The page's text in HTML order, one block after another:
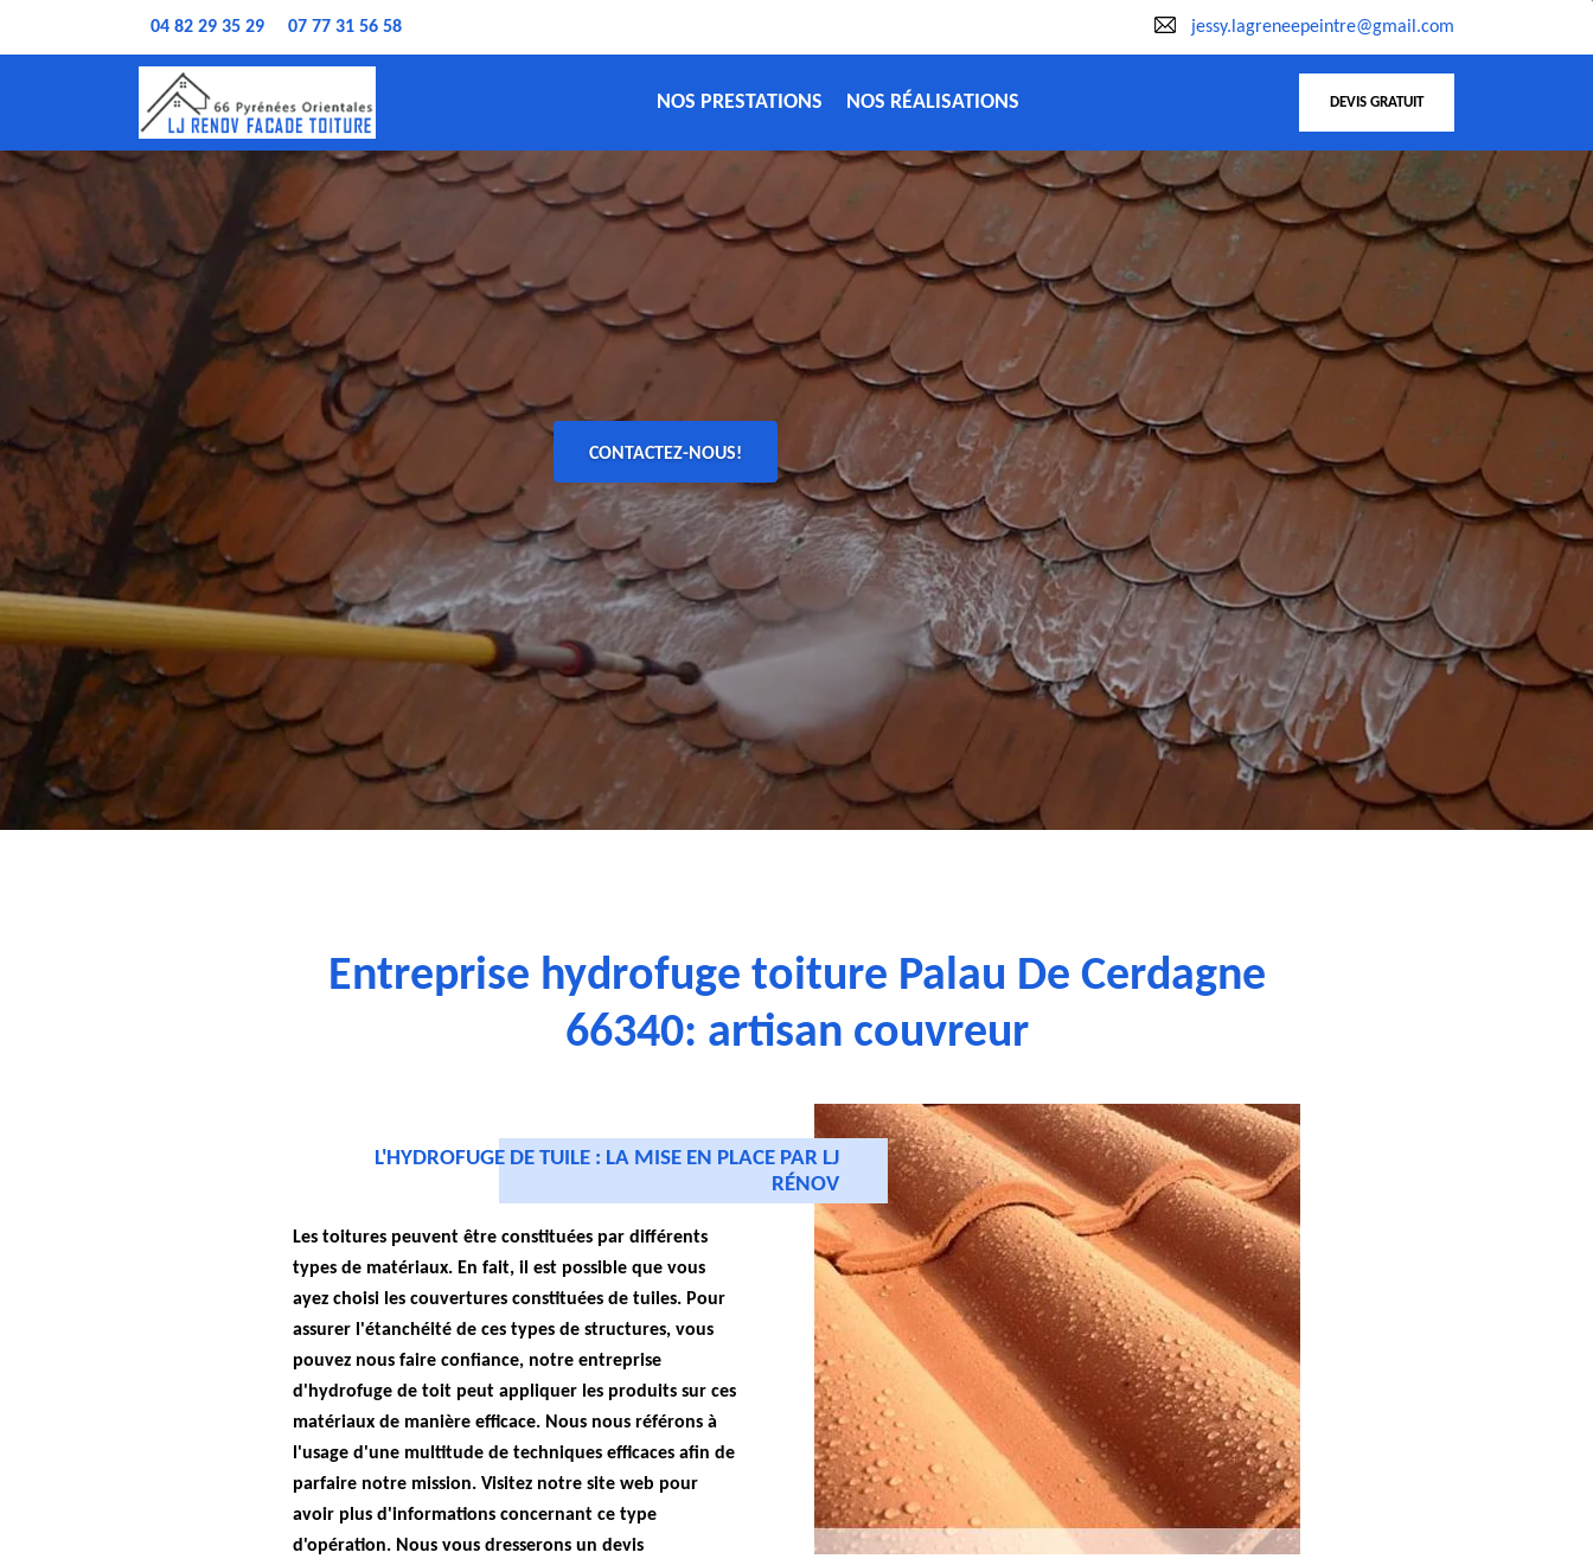
04 82 29 35 29 07 77 31 56 58 jessy.lagreneepeintre@gmail.com
NOS PRESTATIONS NOS RÉALISATIONS DEVIS GRATUIT
CONTACTEZ-NOUS!
Entreprise hydrofuge toiture Palau De Cerdagne
66340: artisan couvreur
L'HYDROFUGE DE TUILE : LA MISE EN PLACE PAR LJ
RÉNOV
Les toitures peuvent être constituées par différents
types de matériaux. En fait, il est possible que vous
ayez choisi les couvertures constituées de tuiles. Pour
assurer l'étanchéité de ces types de structures, vous
pouvez nous faire confiance, notre entreprise
d'hydrofuge de toit peut appliquer les produits sur ces
matériaux de manière efficace. Nous nous référons à
l'usage d'une multitude de techniques efficaces afin de
parfaire notre mission. Visitez notre site web pour
avoir plus d'informations concernant ce type
d'opération. Nous vous dresserons un devis